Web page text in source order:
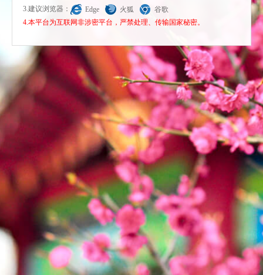
3.建议浏览器：
Edge 火狐
谷歌
4.本平台为互联网非涉密平台，严禁处理、传输国家秘密。